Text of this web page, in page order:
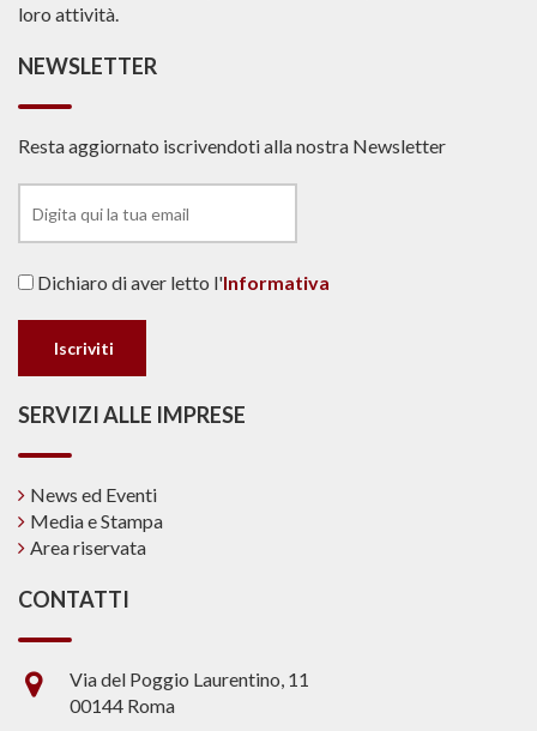
loro attività.
NEWSLETTER
Resta aggiornato iscrivendoti alla nostra Newsletter
Dichiaro di aver letto l'Informativa
SERVIZI ALLE IMPRESE
News ed Eventi
Media e Stampa
Area riservata
CONTATTI
Via del Poggio Laurentino, 11
00144 Roma